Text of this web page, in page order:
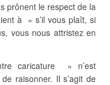
prônent le respect de la
à » s’il vous plaît, si
vous nous attristez en
caricature » n’est
raisonner. Il s’agit de